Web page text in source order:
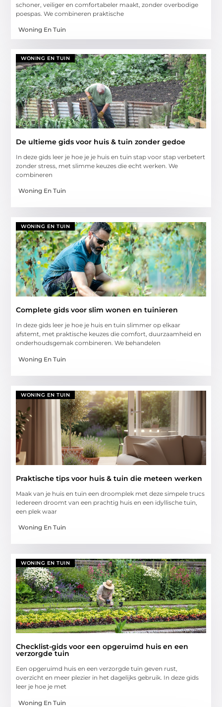
schoner, veiliger en comfortabeler maakt, zonder overbodige
poespas. We combineren praktische
Woning En Tuin
WONING EN TUIN
De ultieme gids voor huis & tuin zonder gedoe
In deze gids leer je hoe je je huis en tuin stap voor stap verbetert
zonder stress, met slimme keuzes die echt werken. We
combineren
Woning En Tuin
WONING EN TUIN
Complete gids voor slim wonen en tuinieren
In deze gids leer je hoe je huis en tuin slimmer op elkaar
afstemt, met praktische keuzes die comfort, duurzaamheid en
onderhoudsgemak combineren. We behandelen
Woning En Tuin
WONING EN TUIN
Praktische tips voor huis & tuin die meteen werken
Maak van je huis en tuin een droomplek met deze simpele trucs
Iedereen droomt van een prachtig huis en een idyllische tuin,
een plek waar
Woning En Tuin
WONING EN TUIN
Checklist-gids voor een opgeruimd huis en een
verzorgde tuin
Een opgeruimd huis en een verzorgde tuin geven rust,
overzicht en meer plezier in het dagelijks gebruik. In deze gids
leer je hoe je met
Woning En Tuin